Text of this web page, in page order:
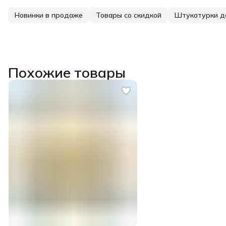
Новинки в продаже Товары со скидкой Штукатурки
Похожие товары